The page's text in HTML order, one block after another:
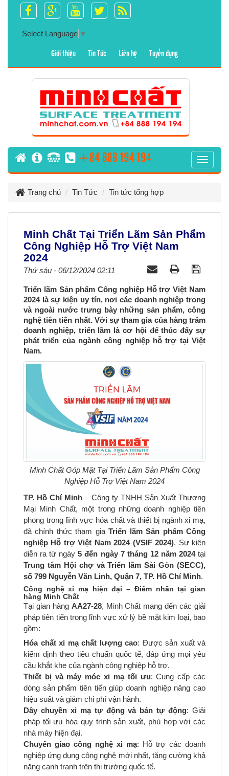
Select Language ▼
Giới thiệu Tin Tức Liên hệ Tuyển dụng
T
o
a
t
i
o
n
+84 888 194 194
Trang chủ Tin Tức Tin tức tổng hợp
Minh Chất Tại Triển Lãm Sản Phẩm
Công Nghiệp Hỗ Trợ Việt Nam
2024
Thứ sáu - 06/12/2024 02:11
Triển lãm Sản phẩm Công nghiệp Hỗ trợ Việt Nam
2024 là sự kiện uy tín, nơi các doanh nghiệp trong
và ngoài nước trưng bày những sản phẩm, công
nghệ tiên tiến nhất. Với sự tham gia của hàng trăm
doanh nghiệp, triển lãm là cơ hội để thúc đẩy sự
phát triển của ngành công nghiệp hỗ trợ tại Việt
Nam.
Minh Chất Góp Mặt Tại Triển Lãm Sản Phẩm Công
Nghiệp Hỗ Trợ Việt Nam 2024
TP. Hồ Chí Minh – Công ty TNHH Sản Xuất Thương
Mại Minh Chất, một trong những doanh nghiệp tiên
phong trong lĩnh vực hóa chất và thiết bị ngành xi mạ,
đã chính thức tham giaTriển lãm Sản phẩm Công
nghiệp Hỗ trợ Việt Nam 2024 (VSIF 2024). Sự kiện
diễn ra từ ngày5 đến ngày 7 tháng 12 năm 2024tại
Trung tâm Hội chợ và Triển lãm Sài Gòn (SECC),
số 799 Nguyễn Văn Linh, Quận 7, TP. Hồ Chí Minh.
Công nghệ xi mạ hiện đại – Điểm nhấn tại gian
hàng Minh Chất
Tại gian hàng AA27-28, Minh Chất mang đến các giải
pháp tiên tiến trong lĩnh vực xử lý bề mặt kim loại, bao
gồm:
Hóa chất xi mạ chất lượng cao: Được sản xuất và
kiểm định theo tiêu chuẩn quốc tế, đáp ứng mọi yêu
cầu khắt khe của ngành công nghiệp hỗ trợ.
Thiết bị và máy móc xi mạ tối ưu: Cung cấp các
dòng sản phẩm tiên tiến giúp doanh nghiệp nâng cao
hiệu suất và giảm chi phí vận hành.
Dây chuyền xi mạ tự động và bán tự động: Giải
pháp tối ưu hóa quy trình sản xuất, phù hợp với các
nhà máy hiện đại.
Chuyển giao công nghệ xi mạ: Hỗ trợ các doanh
nghiệp ứng dụng công nghệ mới nhất, tăng cường khả
năng cạnh tranh trên thị trường quốc tế.